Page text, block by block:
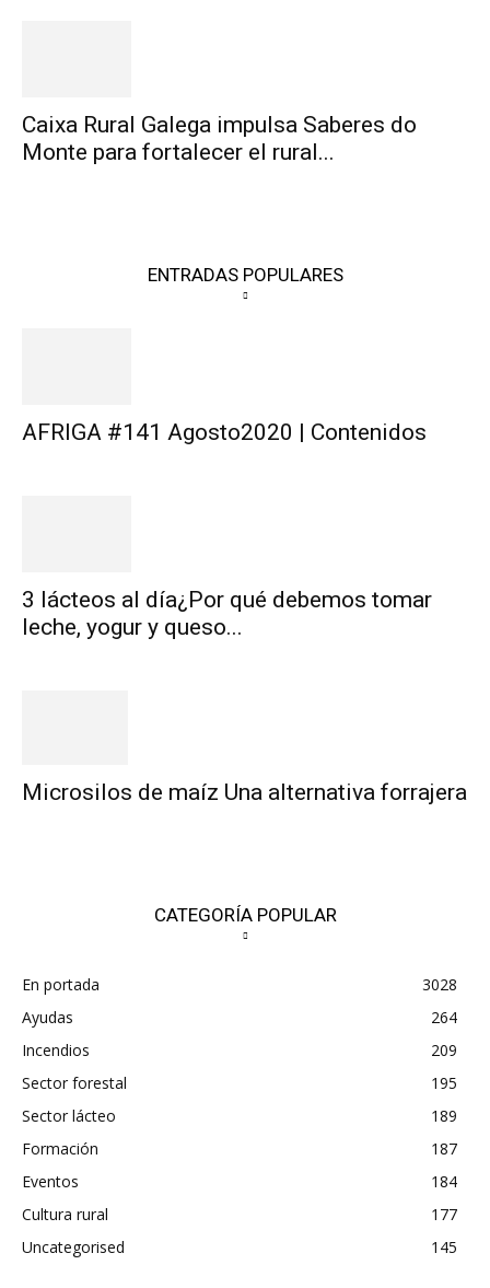
Caixa Rural Galega impulsa Saberes do
Monte para fortalecer el rural...
ENTRADAS POPULARES
AFRIGA #141 Agosto2020 | Contenidos
3 lácteos al día¿Por qué debemos tomar
leche, yogur y queso...
Microsilos de maíz Una alternativa forrajera
CATEGORÍA POPULAR
En portada
3028
Ayudas
264
Incendios
209
Sector forestal
195
Sector lácteo
189
Formación
187
Eventos
184
Cultura rural
177
Uncategorised
145